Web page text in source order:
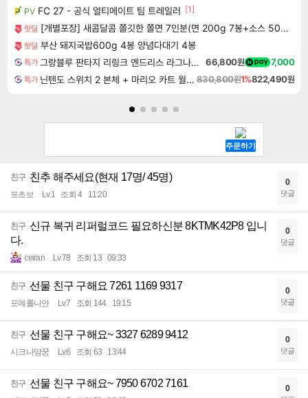
PV FC 27 - 공식 얼티메이트 팀 트레일러 [1]
핫딜 [개별포장] 새콤달콤 쫄깃한 쫄면 7인분(면 200g 7봉+소스 50g 7봉)
핫딜 부산 돼지국밥600g 4봉 양념다대기 4봉
특가 그랑블루 판타지 리링크 엔드리스 라그나로크 Granblue Fantasy Relink Endless Ragnarok 66,800원 7,000
특가 닌텐도 스위치 2 본체 + 마리오 카트 월드 + 슈퍼 마리오 파티 잼버리 닌텐도 스위치 2 에디션 + 잼버리 TV 번들 830,800원1%822,490원
친구 친추 해주세요(현재 17명/ 45명)
포초보 Lv.1 조회 4 11:20
0
댓글
친구 신규 복귀 리퍼럴코드 필요하신분 8KTMK42P8 입니
다.
ceiran Lv.78 조회 13 09:33
0
댓글
친구 선물 친구 구해요 7261 1169 9317
포메롤니안 Lv.7 조회 144 19:15
0
댓글
친구 선물 친구 구해요~ 3327 6289 9412
시크나망꿍 Lv.6 조회 63 13:44
0
댓글
친구 선물 친구 구해요~ 7950 6702 7161 0